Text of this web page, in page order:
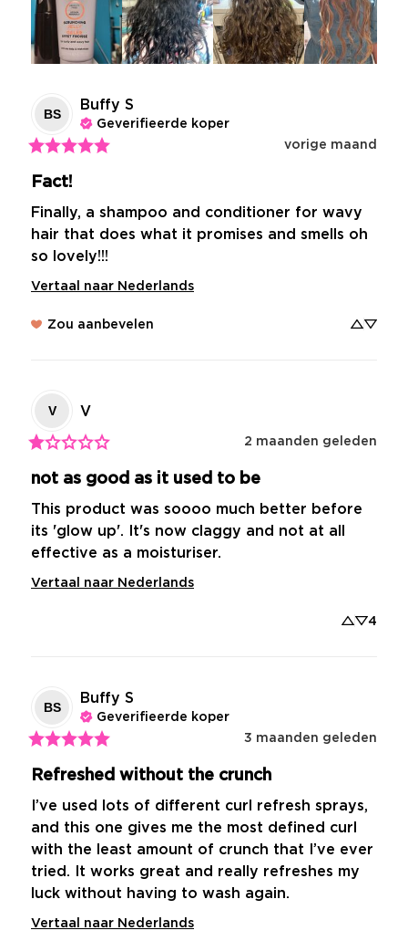
BS
Buffy S
Geverifieerde koper
vorige maand
Fact!
Finally, a shampoo and conditioner for wavy
hair that does what it promises and smells oh
so lovely!!!
Vertaal naar Nederlands
Zou aanbevelen
V V
2 maanden geleden
not as good as it used to be
This product was soooo much better before
its 'glow up'. It's now claggy and not at all
effective as a moisturiser.
Vertaal naar Nederlands
4
BS
Buffy S
Geverifieerde koper
3 maanden geleden
Refreshed without the crunch
I’ve used lots of different curl refresh sprays,
and this one gives me the most defined curl
with the least amount of crunch that I’ve ever
tried. It works great and really refreshes my
luck without having to wash again.
Vertaal naar Nederlands